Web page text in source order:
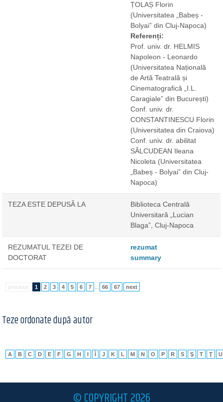
ȚOLAȘ Florin
(Universitatea „Babeș -
Bolyai” din Cluj-Napoca)
Referenți:
Prof. univ. dr. HELMIS
Napoleon - Leonardo
(Universitatea Națională
de Artă Teatrală și
Cinematografică „I.L.
Caragiale” din București)
Conf. univ. dr.
CONSTANTINESCU Florin
(Universitatea din Craiova)
Conf. univ. dr. abilitat
SĂLCUDEAN Ileana
Nicoleta (Universitatea
„Babeș - Bolyai” din Cluj-
Napoca)
TEZA ESTE DEPUSĂ LA
Biblioteca Centrală
Universitară „Lucian
Blaga”, Cluj-Napoca
REZUMATUL TEZEI DE
DOCTORAT
rezumat
summary
previous 1 2 3 4 5 6 7 66 67 next
Teze ordonate după autor
A B C D E F G H I Î J K L M N O P R S Ş T Ţ U
© COPYRIGHT 2026